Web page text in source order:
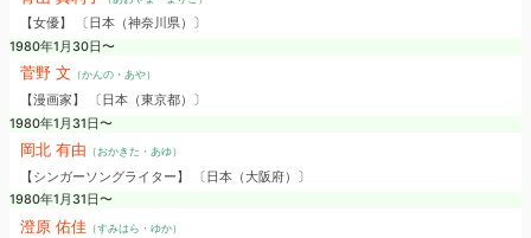
【女優】 〔日本（神奈川県）〕
1980年1月30日〜
菅野 文 （かんの・あや）
【漫画家】 〔日本（東京都）〕
1980年1月31日〜
岡北 有由 （おかきた・あゆ）
【シンガーソングライター】 〔日本（大阪府）〕
1980年1月31日〜
澄原 佑佳（すみはら・ゆか）